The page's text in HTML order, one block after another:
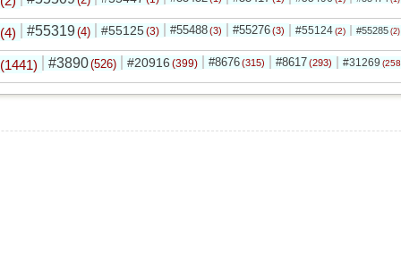
(4) #55319(4) #55125(3) #55488 (3) #55276 (3) #55124 (2) #55285 (2)
(1441) #3890(526) #20916 (399) #8676 (315) #8617 (293) #31269